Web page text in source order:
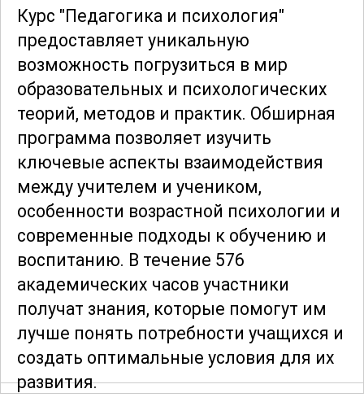
Курс "Педагогика и психология"
предоставляет уникальную
возможность погрузиться в мир
образовательных и психологических
теорий, методов и практик. Обширная
программа позволяет изучить
ключевые аспекты взаимодействия
между учителем и учеником,
особенности возрастной психологии и
современные подходы к обучению и
воспитанию. В течение 576
академических часов участники
получат знания, которые помогут им
лучше понять потребности учащихся и
создать оптимальные условия для их
развития.